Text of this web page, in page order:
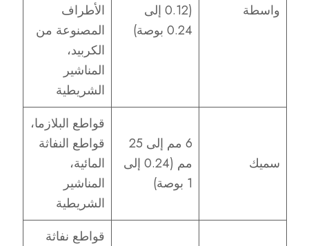
واسطة
(0.12 إلى
0.24 بوصة)
الأطراف
المصنوعة من
الكربيد،
المناشير
الشريطية
سميك
6 مم إلى 25
مم (0.24 إلى
1 بوصة)
قواطع البلازما،
قواطع النفاثة
المائية،
المناشير
الشريطية
قواطع نفاثة